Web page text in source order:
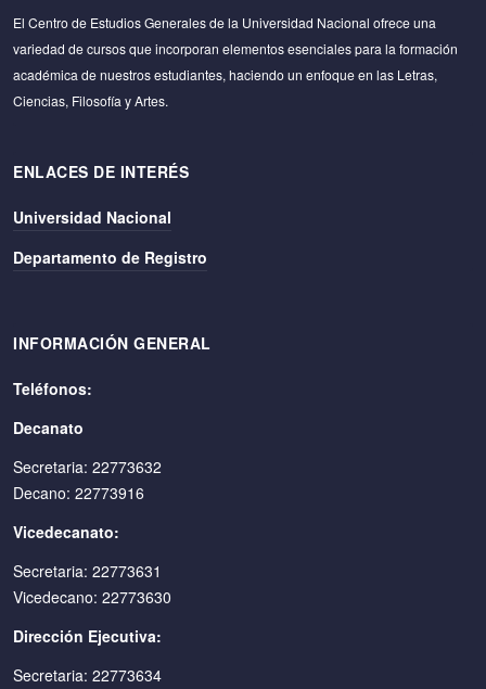
El Centro de Estudios Generales de la Universidad Nacional ofrece una
variedad de cursos que incorporan elementos esenciales para la formación
académica de nuestros estudiantes, haciendo un enfoque en las Letras,
Ciencias, Filosofía y Artes.
ENLACES DE INTERÉS
Universidad Nacional
Departamento de Registro
INFORMACIÓN GENERAL
Teléfonos:
Decanato
Secretaria: 22773632
Decano: 22773916
Vicedecanato:
Secretaria: 22773631
Vicedecano: 22773630
Dirección Ejecutiva:
Secretaria: 22773634